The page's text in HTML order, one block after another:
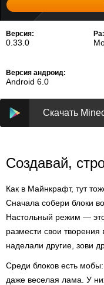
Версия:
0.33.0
Версия андроид:
Android 6.0
Скачать
Создавай,
Как в Майнкрафт, тут
Сначала собери блоки
Настольный режим —
размести свои
наделали другие, зови
Среди блоков есть
даже веселая лама. У